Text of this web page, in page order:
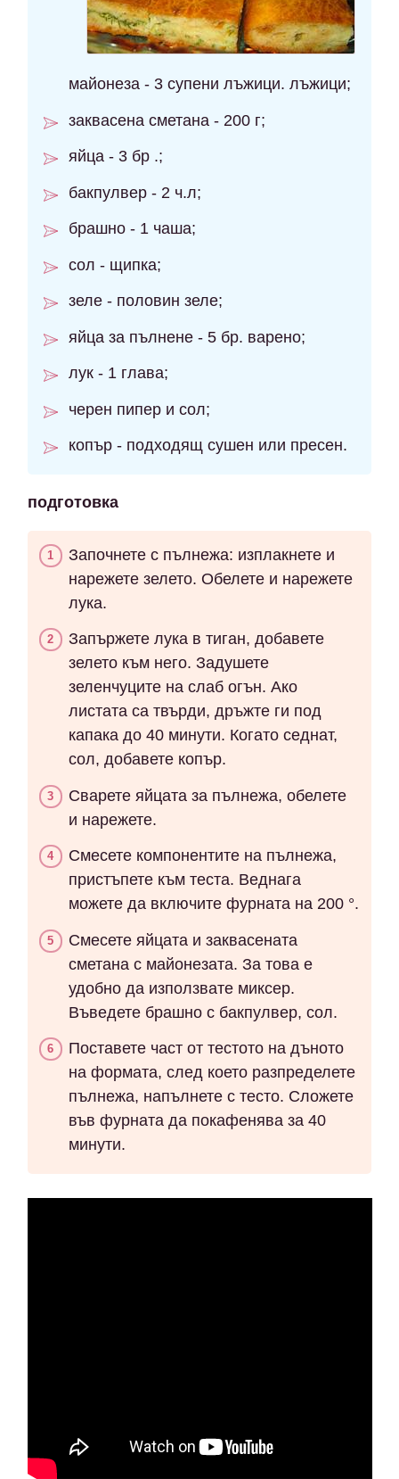
майонеза - 3 супени лъжици. лъжици;
заквасена сметана - 200 г;
яйца - 3 бр .;
бакпулвер - 2 ч.л;
брашно - 1 чаша;
сол - щипка;
зеле - половин зеле;
яйца за пълнене - 5 бр. варено;
лук - 1 глава;
черен пипер и сол;
копър - подходящ сушен или пресен.
подготовка
Започнете с пълнежа: изплакнете и
нарежете зелето. Обелете и нарежете
лука.
Запържете лука в тиган, добавете
зелето към него. Задушете
зеленчуците на слаб огън. Ако
листата са твърди, дръжте ги под
капака до 40 минути. Когато седнат,
сол, добавете копър.
Сварете яйцата за пълнежа, обелете
и нарежете.
Смесете компонентите на пълнежа,
пристъпете към теста. Веднага
можете да включите фурната на 200 °.
Смесете яйцата и заквасената
сметана с майонезата. За това е
удобно да използвате миксер.
Въведете брашно с бакпулвер, сол.
Поставете част от тестото на дъното
на формата, след което разпределете
пълнежа, напълнете с тесто. Сложете
във фурната да покафенява за 40
минути.